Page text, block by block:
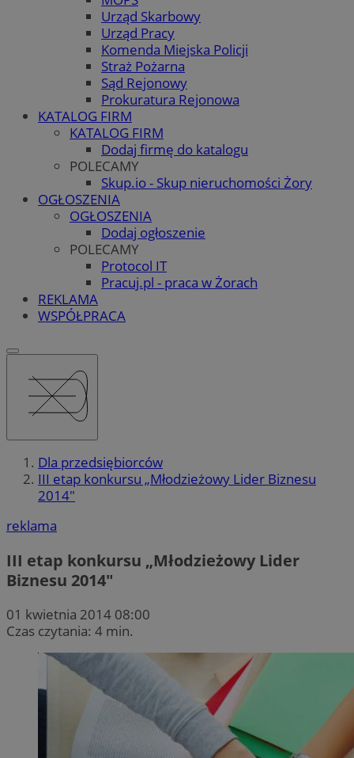
Urząd Skarbowy
Urząd Pracy
Komenda Miejska Policji
Straż Pożarna
Sąd Rejonowy
Prokuratura Rejonowa
KATALOG FIRM
KATALOG FIRM
Dodaj firmę do katalogu
POLECAMY
Skup.io - Skup nieruchomości Żory
OGŁOSZENIA
OGŁOSZENIA
Dodaj ogłoszenie
POLECAMY
Protocol IT
Pracuj.pl - praca w Żorach
REKLAMA
WSPÓŁPRACA
Dla przedsiębiorców
III etap konkursu „Młodzieżowy Lider Biznesu
2014"
reklama
III etap konkursu „Młodzieżowy Lider
Biznesu 2014″
01 kwietnia 2014 08:00
Czas czytania: 4 min.